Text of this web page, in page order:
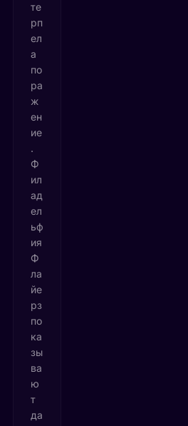
те
рп
ел
а
по
ра
ж
ен
ие
.
Ф
ил
ад
ел
ьф
ия
Ф
ла
йе
рз
по
ка
зы
ва
ю
т
да